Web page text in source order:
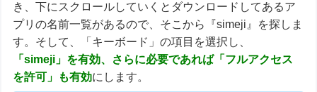
き、下にスクロールしていくとダウンロードしてあるア
プリの名前一覧があるので、そこから『simeji』を探しま
す。そして、「キーボード」の項目を選択し、
「simeji」を有効、さらに必要であれば「フルアクセス
を許可」も有効にします。